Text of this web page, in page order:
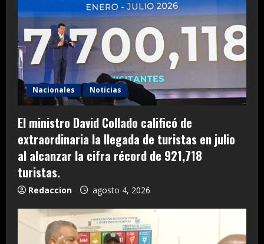
Nacionales Noticias
El ministro David Collado calificó de
extraordinaria la llegada de turistas en julio
al alcanzar la cifra récord de 921,718
turistas.
Redaccion agosto 4, 2026